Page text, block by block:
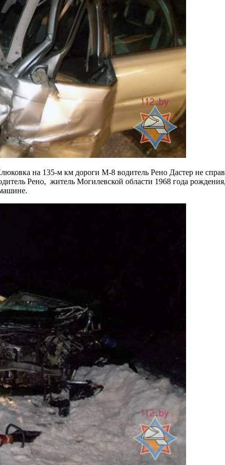
на 135-м км дороги М-8 водитель Рено Дастер не
Рено, житель Могилевской области 1968 года